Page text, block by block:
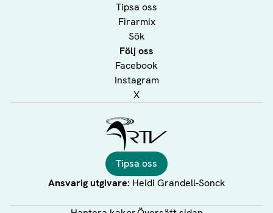
Tipsa oss
Firarmix
Sök
Följ oss
Facebook
Instagram
X
Tipsa oss
Ansvarig utgivare: Heidi Grandell-Sonck